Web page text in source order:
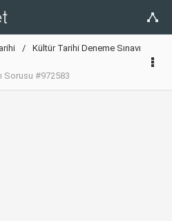
Kültür Tarihi Deneme Sınavı
Sorusu #972583